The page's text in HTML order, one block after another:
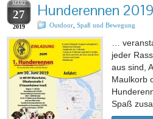
MÄRZ
27
2019
Hunderennen
Outdoor Spaß und Bewegung
…
jeder
aus sind,
Maulkorb
Spaß